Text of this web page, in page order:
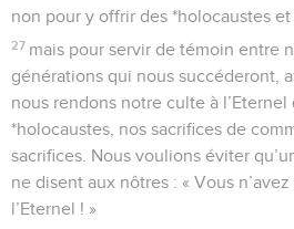
non pour y offrir des *holocaustes et
27 mais pour servir de témoin entre
générations qui nous succéderont,
nous rendons notre culte à
*holocaustes, nos sacrifices de
sacrifices. Nous voulions éviter
ne disent aux nôtres : « Vous
l’Eternel ! »